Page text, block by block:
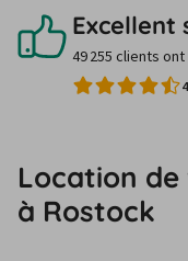
Excellent
49 255 clients ont
Location de
à Rostock